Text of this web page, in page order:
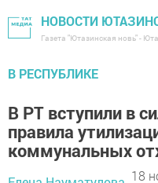
НОВОСТИ
Газета "Ютазинская новь" -
В РЕСПУБЛИКЕ
В РТ вступили в
правила
коммунальных
18